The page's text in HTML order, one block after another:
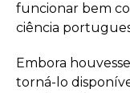
funcionar bem
ciência
Embora
torná-lo